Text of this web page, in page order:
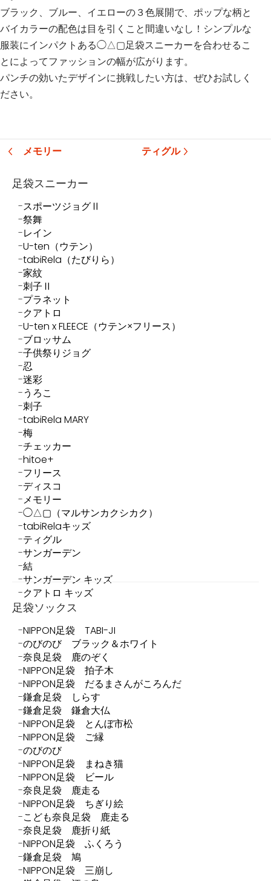
ブラック、ブルー、イエローの３色展開で、ポップな柄と
バイカラーの配色は目を引くこと間違いなし！シンプルな
服装にインパクトある◯△▢足袋スニーカーを合わせるこ
とによってファッションの幅が広がります。
パンチの効いたデザインに挑戦したい方は、ぜひお試しく
ださい。
メモリー ティグル
足袋スニーカー
スポーツジョグⅡ
祭舞
レイン
U-ten（ウテン）
tabiRela（たびりら）
家紋
刺子Ⅱ
プラネット
クアトロ
U-ten x FLEECE（ウテン×フリース）
ブロッサム
子供祭りジョグ
忍
迷彩
うろこ
刺子
tabiRela MARY
梅
チェッカー
hitoe+
フリース
ディスコ
メモリー
◯△▢（マルサンカクシカク）
tabiRelaキッズ
ティグル
サンガーデン
結
サンガーデン キッズ
クアトロ キッズ
足袋ソックス
NIPPON足袋 TABI-JI
のびのび ブラック＆ホワイト
奈良足袋 鹿のぞく
NIPPON足袋 拍子木
NIPPON足袋 だるまさんがころんだ
鎌倉足袋 しらす
鎌倉足袋 鎌倉大仏
NIPPON足袋 とんぼ市松
NIPPON足袋 ご縁
のびのび
NIPPON足袋 まねき猫
NIPPON足袋 ビール
奈良足袋 鹿走る
NIPPON足袋 ちぎり絵
こども奈良足袋 鹿走る
奈良足袋 鹿折り紙
NIPPON足袋 ふくろう
鎌倉足袋 鳩
NIPPON足袋 三崩し